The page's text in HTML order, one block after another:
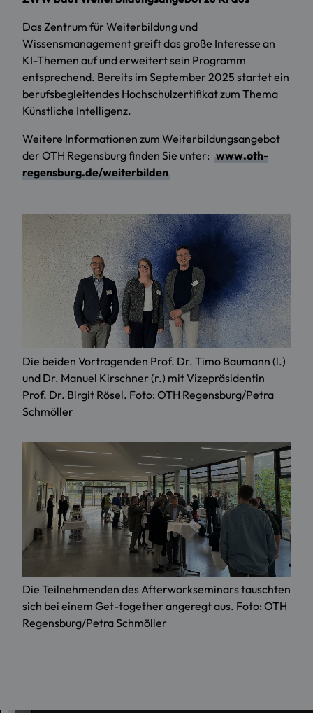
Das Zentrum für Weiterbildung und
Wissensmanagement greift das große Interesse an
KI-Themen auf und erweitert sein Programm
entsprechend. Bereits im September 2025 startet ein
berufsbegleitendes Hochschulzertifikat zum Thema
Künstliche Intelligenz.
Weitere Informationen zum Weiterbildungsangebot
der OTH Regensburg finden Sie unter: www.oth-
regensburg.de/weiterbilden
Die beiden Vortragenden Prof. Dr. Timo Baumann (l.)
und Dr. Manuel Kirschner (r.) mit Vizepräsidentin
Prof. Dr. Birgit Rösel. Foto: OTH Regensburg/Petra
Schmöller
Die Teilnehmenden des Afterworkseminars tauschten
sich bei einem Get-together angeregt aus. Foto: OTH
Regensburg/Petra Schmöller